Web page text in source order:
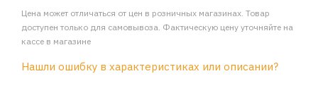
Цена может отличаться от цен в розничных магазинах. Товар
доступен только для самовывоза. Фактическую цену уточняйте на
кассе в магазине
Нашли ошибку в характеристиках или описании?